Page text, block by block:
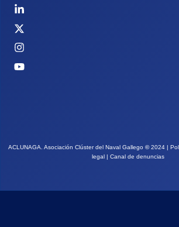
ACLUNAGA. Asociación Clúster del Naval Gallego ©2024 |
legal
Canal de denuncias